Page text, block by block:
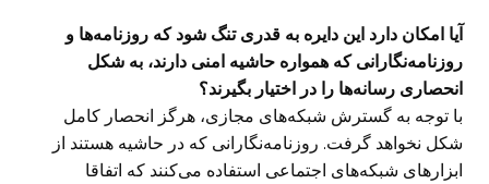
آیا امکان دارد این دایره به قدری تنگ شود که روزنامه‌ها و
روزنامه‌نگارانی که همواره حاشیه امنی دارند، به شکل
انحصاری رسانه‌ها را در اختیار بگیرند؟
با توجه به گسترش شبکه‌‌های مجازی، هرگز انحصار کامل
شکل نخواهد گرفت. روزنامه‌نگارانی که در حاشیه هستند از
ابزارهای شبکه‌های اجتماعی استفاده می‌کنند که اتفاقا